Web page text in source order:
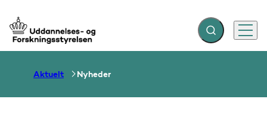
Gå til forsiden Fold søgefelt ud
Menu
Aktuelt Nyheder